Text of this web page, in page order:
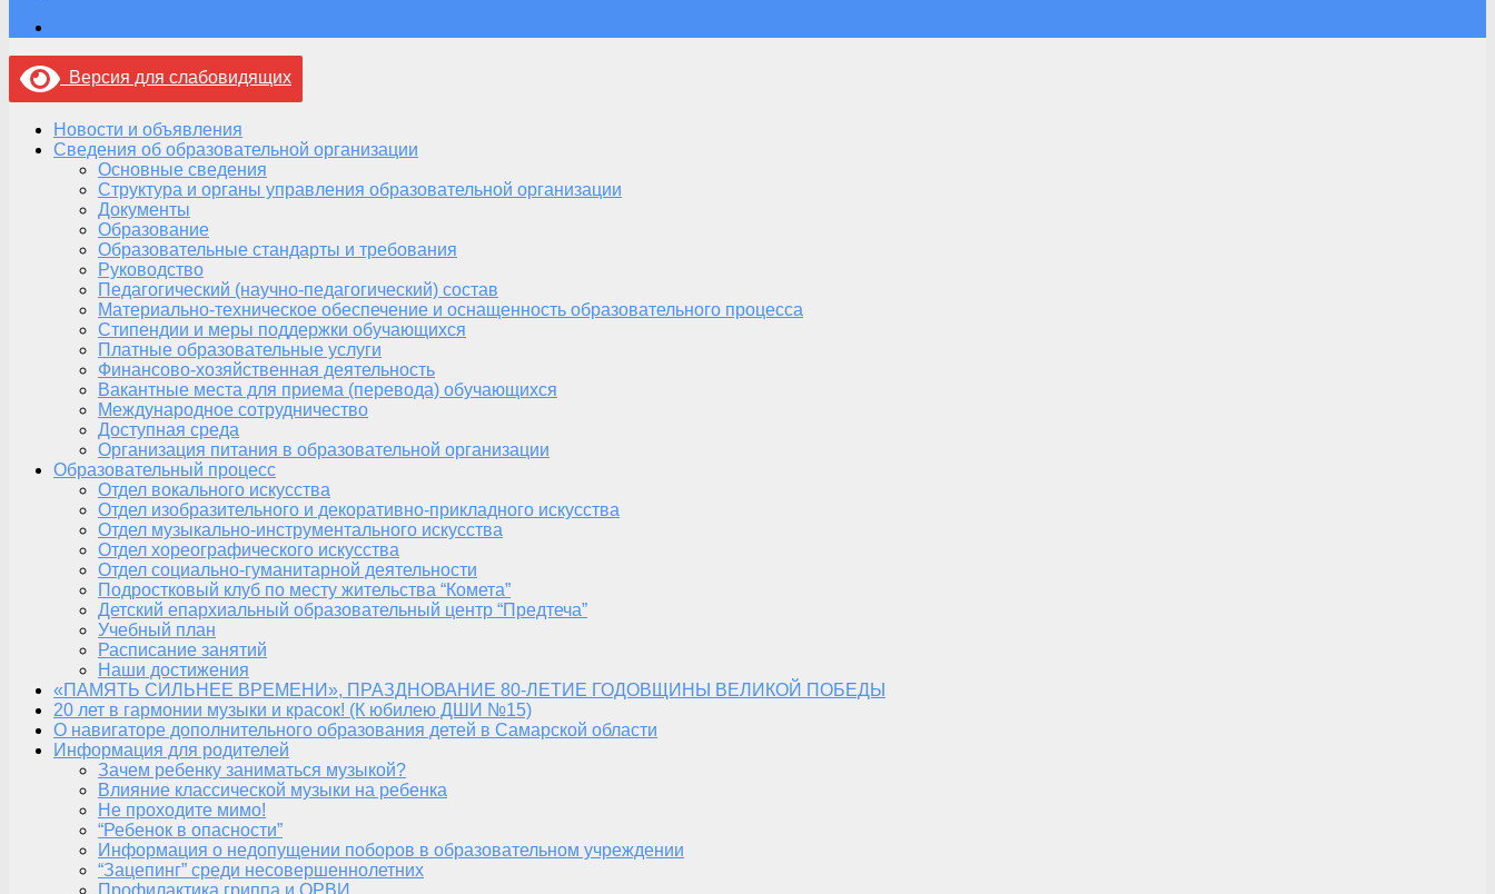
Версия для слабовидящих
Новости и объявления
Сведения об образовательной организации
Основные сведения
Структура и органы управления образовательной организации
Документы
Образование
Образовательные стандарты и требования
Руководство
Педагогический (научно-педагогический) состав
Материально-техническое обеспечение и оснащенность образовательного процесса
Стипендии и меры поддержки обучающихся
Платные образовательные услуги
Финансово-хозяйственная деятельность
Вакантные места для приема (перевода) обучающихся
Международное сотрудничество
Доступная среда
Организация питания в образовательной организации
Образовательный процесс
Отдел вокального искусства
Отдел изобразительного и декоративно-прикладного искусства
Отдел музыкально-инструментального искусства
Отдел хореографического искусства
Отдел социально-гуманитарной деятельности
Подростковый клуб по месту жительства “Комета”
Детский епархиальный образовательный центр “Предтеча”
Учебный план
Расписание занятий
Наши достижения
«ПАМЯТЬ СИЛЬНЕЕ ВРЕМЕНИ», ПРАЗДНОВАНИЕ 80-ЛЕТИЕ ГОДОВЩИНЫ ВЕЛИКОЙ ПОБЕДЫ
20 лет в гармонии музыки и красок! (К юбилею ДШИ №15)
О навигаторе дополнительного образования детей в Самарской области
Информация для родителей
Зачем ребенку заниматься музыкой?
Влияние классической музыки на ребенка
Не проходите мимо!
“Ребенок в опасности”
Информация о недопущении поборов в образовательном учреждении
“Зацепинг” среди несовершеннолетних
Профилактика гриппа и ОРВИ